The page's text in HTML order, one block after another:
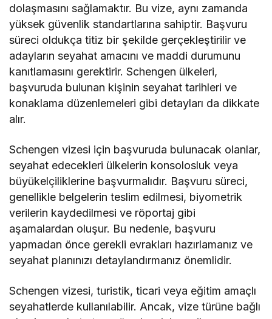
dolaşmasını sağlamaktır. Bu vize, aynı zamanda
yüksek güvenlik standartlarına sahiptir. Başvuru
süreci oldukça titiz bir şekilde gerçekleştirilir ve
adayların seyahat amacını ve maddi durumunu
kanıtlamasını gerektirir. Schengen ülkeleri,
başvuruda bulunan kişinin seyahat tarihleri ve
konaklama düzenlemeleri gibi detayları da dikkate
alır.
Schengen vizesi için başvuruda bulunacak olanlar,
seyahat edecekleri ülkelerin konsolosluk veya
büyükelçiliklerine başvurmalıdır. Başvuru süreci,
genellikle belgelerin teslim edilmesi, biyometrik
verilerin kaydedilmesi ve röportaj gibi
aşamalardan oluşur. Bu nedenle, başvuru
yapmadan önce gerekli evrakları hazırlamanız ve
seyahat planınızı detaylandırmanız önemlidir.
Schengen vizesi, turistik, ticari veya eğitim amaçlı
seyahatlerde kullanılabilir. Ancak, vize türüne bağlı